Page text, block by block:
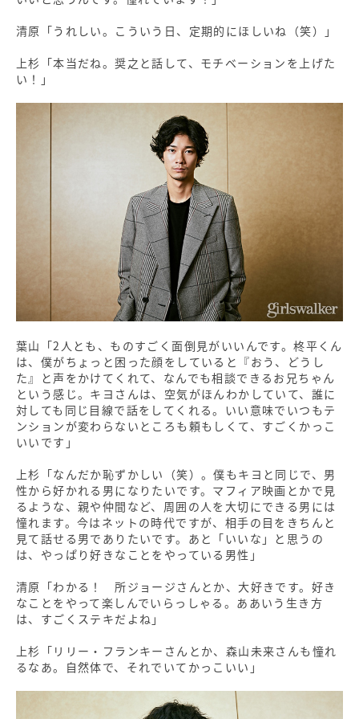
清原「うれしい。こういう日、定期的にほしいね（笑）」
上杉「本当だね。奨之と話して、モチベーションを上げた
い！」
葉山「2人とも、ものすごく面倒見がいいんです。柊平くん
は、僕がちょっと困った顔をしていると『おう、どうし
た』と声をかけてくれて、なんでも相談できるお兄ちゃん
という感じ。キヨさんは、空気がほんわかしていて、誰に
対しても同じ目線で話をしてくれる。いい意味でいつもテ
ンションが変わらないところも頼もしくて、すごくかっこ
いいです」
上杉「なんだか恥ずかしい（笑）。僕もキヨと同じで、男
性から好かれる男になりたいです。マフィア映画とかで見
るような、親や仲間など、周囲の人を大切にできる男には
憧れます。今はネットの時代ですが、相手の目をきちんと
見て話せる男でありたいです。あと「いいな」と思うの
は、やっぱり好きなことをやっている男性」
清原「わかる！ 所ジョージさんとか、大好きです。好き
なことをやって楽しんでいらっしゃる。ああいう生き方
は、すごくステキだよね」
上杉「リリー・フランキーさんとか、森山未来さんも憧れ
るなあ。自然体で、それでいてかっこいい」